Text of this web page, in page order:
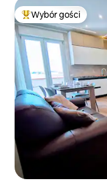
Najpopularniejsze z
Wybór gości